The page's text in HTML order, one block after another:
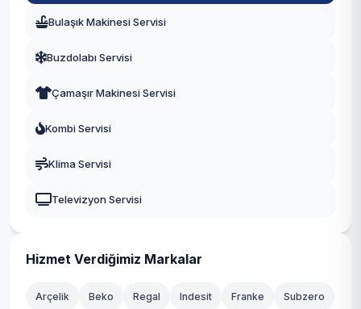
Esenler
Kağıthane
Kartal
Bulaşık Makinesi Servisi
Buzdolabı Servisi
Çamaşır Makinesi Servisi
Kombi Servisi
Klima Servisi
Televizyon Servisi
Hizmet Verdiğimiz Markalar
Arçelik Beko Regal Indesit Franke Subzero